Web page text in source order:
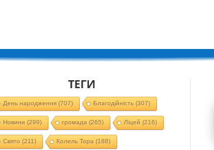
ТЕГИ
День народження(707) Благодійність (307)
Новини (299) громада (265) Ліцей (216)
Свято (211) Колель Тора (188)